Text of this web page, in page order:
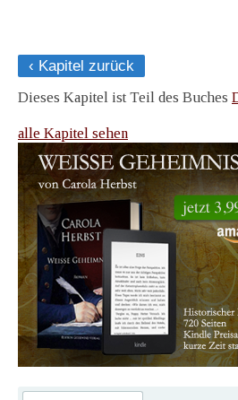
‹ Kapitel zurück
Dieses Kapitel ist Teil des Buches
alle Kapitel sehen